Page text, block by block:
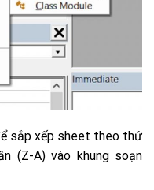
sắp xếp sheet theo thứ
(Z-A) vào khung soạn